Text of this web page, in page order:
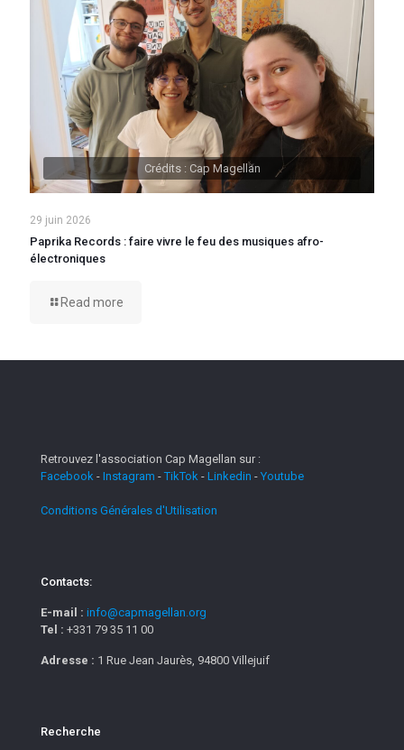
Crédits : Cap Magellan
29 juin 2026
Paprika Records : faire vivre le feu des musiques afro-
électroniques
Read more
Retrouvez l'association Cap Magellan sur :
Facebook - Instagram -TikTok - Linkedin - Youtube
Conditions Générales d'Utilisation
Contacts:
E-mail : info@capmagellan.org
Tel : +331 79 35 11 00
Adresse : 1 Rue Jean Jaurès, 94800 Villejuif
Recherche